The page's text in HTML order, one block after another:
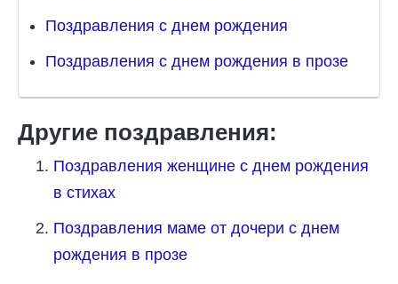
Поздравления с днем рождения
Поздравления с днем рождения в прозе
Другие поздравления:
Поздравления женщине с днем рождения
в стихах
Поздравления маме от дочери с днем
рождения в прозе